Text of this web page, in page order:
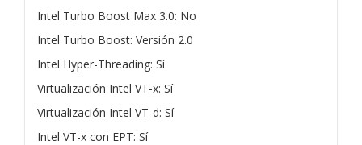
Intel Turbo Boost Max 3.0: No
Intel Turbo Boost: Versión 2.0
Intel Hyper-Threading: Sí
Virtualización Intel VT-x: Sí
Virtualización Intel VT-d: Sí
Intel VT-x con EPT: Sí